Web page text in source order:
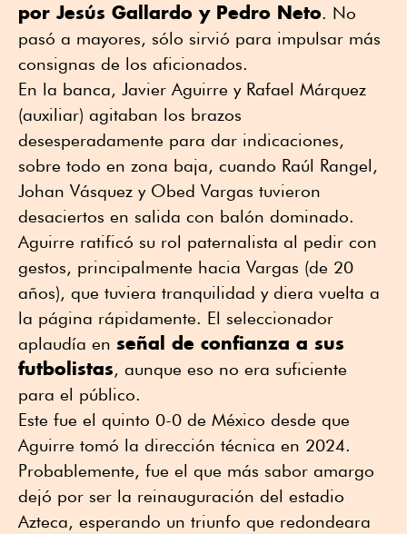
por Jesús Gallardo y Pedro Neto. No
pasó a mayores, sólo sirvió para impulsar más
consignas de los aficionados.
En la banca, Javier Aguirre y Rafael Márquez
(auxiliar) agitaban los brazos
desesperadamente para dar indicaciones,
sobre todo en zona baja, cuando Raúl Rangel,
Johan Vásquez y Obed Vargas tuvieron
desaciertos en salida con balón dominado.
Aguirre ratificó su rol paternalista al pedir con
gestos, principalmente hacia Vargas (de 20
años), que tuviera tranquilidad y diera vuelta a
la página rápidamente. El seleccionador
aplaudía en señal de confianza a sus
futbolistas, aunque eso no era suficiente
para el público.
Este fue el quinto 0-0 de México desde que
Aguirre tomó la dirección técnica en 2024.
Probablemente, fue el que más sabor amargo
dejó por ser la reinauguración del estadio
Azteca, esperando un triunfo que redondeara